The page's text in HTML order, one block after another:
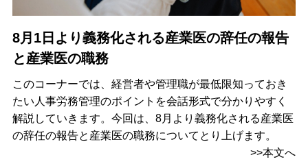
8月1日より義務化される産業医の辞任の報告
と産業医の職務
このコーナーでは、経営者や管理職が最低限知っておき
たい人事労務管理のポイントを会話形式で分かりやすく
解説していきます。今回は、8月より義務化される産業医
の辞任の報告と産業医の職務についてとり上げます。
>>本文へ